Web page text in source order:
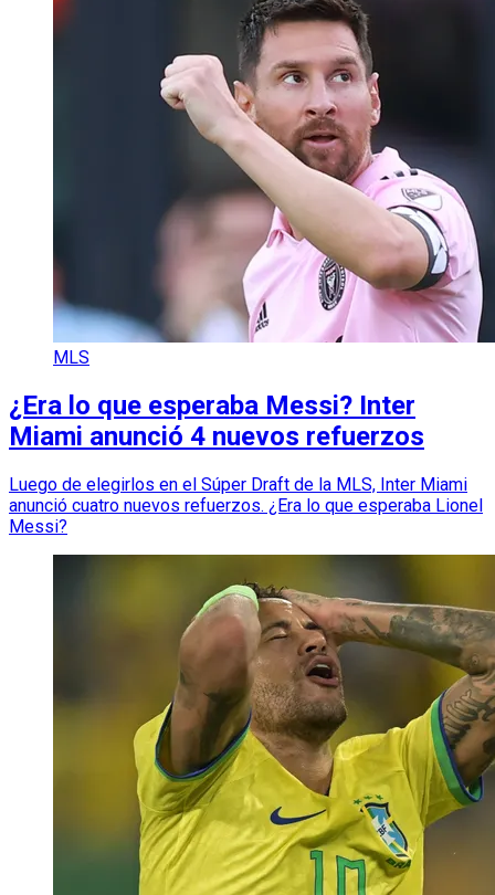
MLS
¿Era lo que esperaba Messi? Inter
Miami anunció 4 nuevos refuerzos
Luego de elegirlos en el Súper Draft de la MLS, Inter Miami
anunció cuatro nuevos refuerzos. ¿Era lo que esperaba Lionel
Messi?